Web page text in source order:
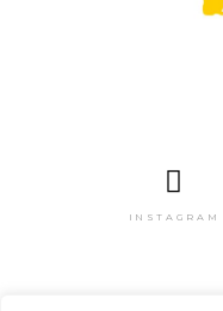
INSTAGRAM